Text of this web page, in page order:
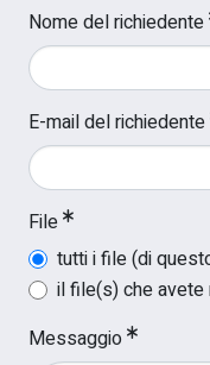
Nome del richiedente
E-mail del richiedente
File
tutti i file (di
il file(s) che avete
Messaggio